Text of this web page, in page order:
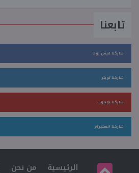
تابعنا
شاركنا فيس بوك
شاركنا تويتر
شاركنا يوتيوب
شاركنا انستجرام
الرئيسية من نحن